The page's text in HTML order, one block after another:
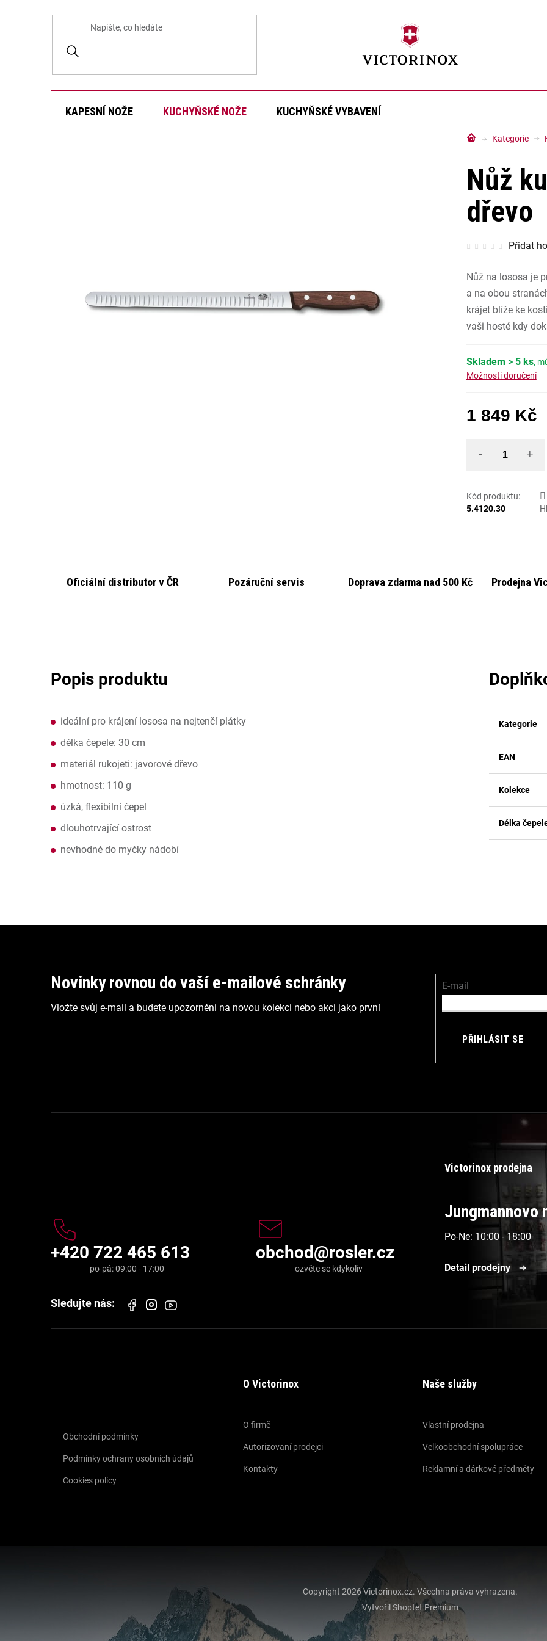
KAPESNÍ NOŽE KUCHYŇSKÉ NOŽE KUCHYŇSKÉ VYBAVENÍ
DomůKategorie
Nůž
dřevo
Průměrné
z
5
Přidat
Nůž na lososa je
a na obou
krájet blíže ke
vaši hosté kdy
Skladem > 5 ks
Možnosti doručení
1 849 Kč
Kód produktu:
5.4120.30
Oficiální distributor v ČR Pozáruční servis Doprava zdarma nad 500 Kč Prodejna
ideální pro krájení lososa na nejtenčí plátky
délka čepele: 30 cm
materiál rukojeti: javorové dřevo
hmotnost: 110 g
úzká, flexibilní čepel
dlouhotrvající ostrost
nevhodné do myčky nádobí
Kategorie
EAN
Kolekce
Délka
Novinky rovnou do vaší e-mailové schránky
Vložte svůj e-mail a budete upozorněni na novou kolekci nebo akci jako první
E-mail
PŘIHLÁSIT SE
obchod@rosler.cz
+420 722 465 613
Victorinox prodejna
Jungmannovo
Po-Ne: 10:00 - 18:00
Detail prodejny
Obchodní podmínky
Podmínky ochrany osobních údajů
Cookies policy
O Victorinox
O firmě
Autorizovaní prodejci
Kontakty
Naše služby
Vlastní prodejna
Velkoobchodní spolupráce
Reklamní a dárkové předměty
Vytvořil Shoptet Premium
Copyright 2026Victorinox.cz. Všechna práva vyhrazena.